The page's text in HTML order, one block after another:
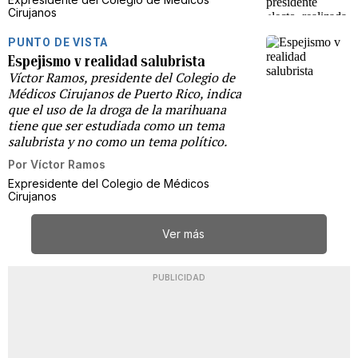
Cirujanos
PUNTO DE VISTA
Espejismo v realidad salubrista
Víctor Ramos, presidente del Colegio de
Médicos Cirujanos de Puerto Rico, indica
que el uso de la droga de la marihuana
tiene que ser estudiada como un tema
salubrista y no como un tema político.
Por Víctor Ramos
Expresidente del Colegio de Médicos
Cirujanos
Ver más
PUBLICIDAD